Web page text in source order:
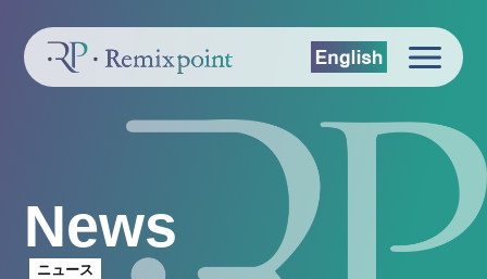
News
ニュース